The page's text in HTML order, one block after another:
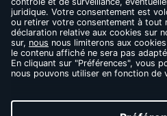
RÈGLES DE
THÉS